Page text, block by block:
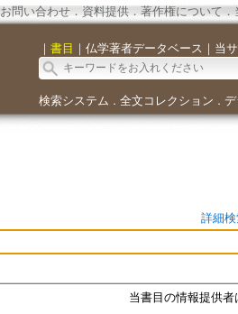
お問い合わせ． 資料提供． 著作権について．
｜ 書目 ｜ 仏学著者データベース ｜ 当
検索システム ． 全文コレクション ．
詳細検
当書目の情報提供者